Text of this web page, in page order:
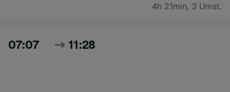
4h 21min, 3 Umst.
07:07 11:28